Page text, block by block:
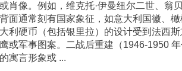
肖像。例如，维克托·伊曼纽尔二世、翁
面通常刻有国家象征，如意大利国徽、
利硬币（包括银里拉）的设计受到法西
或军事图案。二战后重建（1946-1950
寓言形象或 ...